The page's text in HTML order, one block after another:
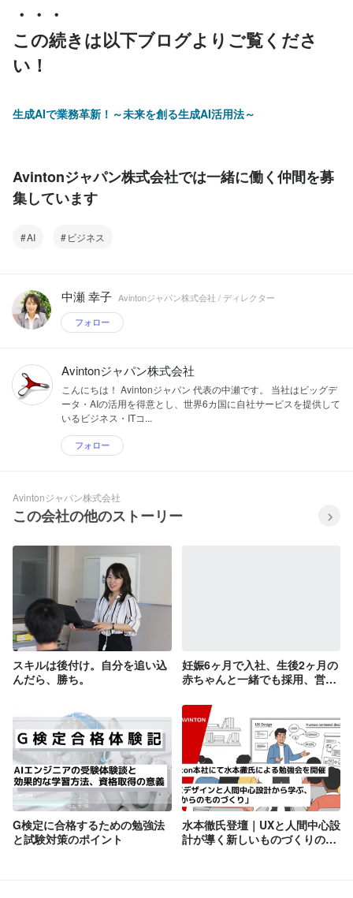
・・・
この続きは以下ブログよりご覧くださ
い！
生成AIで業務革新！～未来を創る生成AI活用法～
Avintonジャパン株式会社では一緒に働く仲間を募
集しています
AI ビジネス
中瀬 幸子 Avintonジャパン株式会社 / ディレクター
フォロー
Avintonジャパン株式会社
こんにちは！ Avintonジャパン 代表の中瀬です。 当社はビッグデ
ータ・AIの活用を得意とし、世界6カ国に自社サービスを提供して
いるビジネス・ITコ...
フォロー
Avintonジャパン株式会社
この会社の他のストーリー
スキルは後付け。自分を追い込
んだら、勝ち。
妊娠6ヶ月で入社、生後2ヶ月の
赤ちゃんと一緒でも採用、営業
G検定に合格するための勉強法
と試験対策のポイント
水本徹氏登壇｜UXと人間中心設
計が導く新しいものづくりのか